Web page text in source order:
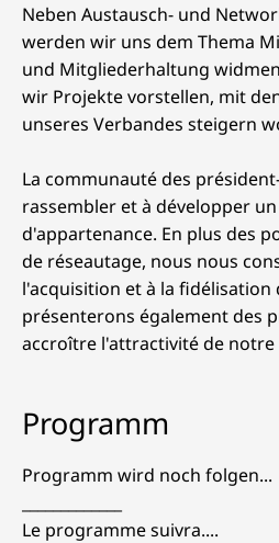
Neben Austausch- und
werden wir uns dem Thema
und Mitgliederhaltung
wir Projekte vorstellen, mit
unseres Verbandes steigern
La communauté des
rassembler et à développer
d'appartenance. En plus des
de réseautage, nous nous
l'acquisition et à la fidélisation
présenterons également des
accroître l'attractivité de notre
Programm
Programm wird noch folgen...
Le programme suivra....